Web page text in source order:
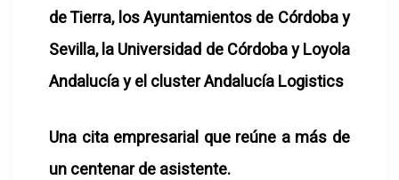
de Tierra, los Ayuntamientos de Córdoba y
Sevilla, la Universidad de Córdoba y Loyola
Andalucía y el cluster Andalucía Logistics
Una cita empresarial que reúne a más de
un centenar de asistente.